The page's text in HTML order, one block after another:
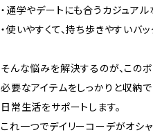
・通学やデートにも合うカジュア
・使いやすくて、持ち歩きやすいバ
そんな悩みを解決するのが、このボ
必要なアイテムをしっかりと収納で
日常生活をサポートします。
これ一つでデイリーコーデがオシャ